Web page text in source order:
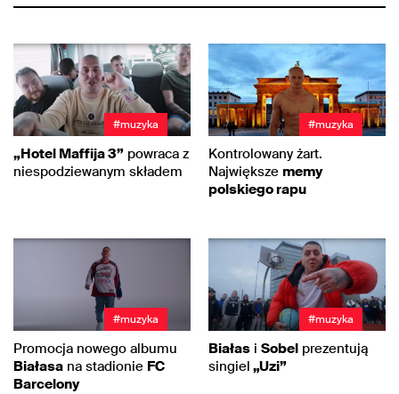
#muzyka
„Hotel Maffija 3” powraca z
niespodziewanym składem
#muzyka
Kontrolowany żart.
Największe memy
polskiego rapu
#muzyka
Promocja nowego albumu
Białasa na stadionie FC
Barcelony
#muzyka
Białas i Sobel prezentują
singiel „Uzi”